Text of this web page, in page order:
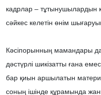
кадрлар – тұтынушылардын
сәйкес келетін өнім
Кәсіпорынның мамандары
дәстүрлі шикізатты ғана
бар қиын аршылатын
соның ішінде құрамында